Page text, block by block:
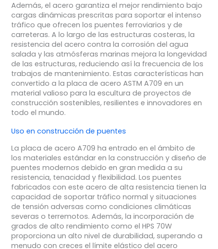
Además, el acero garantiza el mejor rendimiento bajo
cargas dinámicas prescritas para soportar el intenso
tráfico que ofrecen los puentes ferroviarios y de
carreteras. A lo largo de las estructuras costeras, la
resistencia del acero contra la corrosión del agua
salada y las atmósferas marinas mejora la longevidad
de las estructuras, reduciendo así la frecuencia de los
trabajos de mantenimiento. Estas características han
convertido a la placa de acero ASTM A709 en un
material valioso para la escultura de proyectos de
construcción sostenibles, resilientes e innovadores en
todo el mundo.
Uso en construcción de puentes
La placa de acero A709 ha entrado en el ámbito de
los materiales estándar en la construcción y diseño de
puentes modernos debido en gran medida a su
resistencia, tenacidad y flexibilidad. Los puentes
fabricados con este acero de alta resistencia tienen la
capacidad de soportar tráfico normal y situaciones
de tensión adversas como condiciones climáticas
severas o terremotos. Además, la incorporación de
grados de alto rendimiento como el HPS 70W
proporciona un alto nivel de durabilidad, superando a
menudo con creces el límite elástico del acero